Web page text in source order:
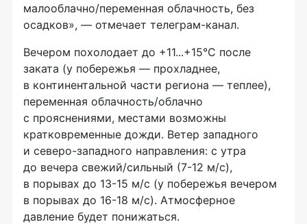
малооблачно/переменная облачность, без
осадков», — отмечает телеграм-канал.
Вечером похолодает до +11...+15°C после
заката (у побережья — прохладнее,
в континентальной части региона — теплее),
переменная облачность/облачно
с прояснениями, местами возможны
кратковременные дожди. Ветер западного
и северо-западного направления: с утра
до вечера свежий/сильный (7-12 м/с),
в порывах до 13-15 м/с (у побережья вечером
в порывах до 16-18 м/с). Атмосферное
давление будет понижаться.